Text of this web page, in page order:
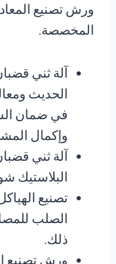
ورش تصنيع
المخصصة.
آلة ثني
الحديث
في ضمان
وإكمال
آلة ثني
البلاستيك
تصنيع
الصلب
ذلك.
ورش تصنيع